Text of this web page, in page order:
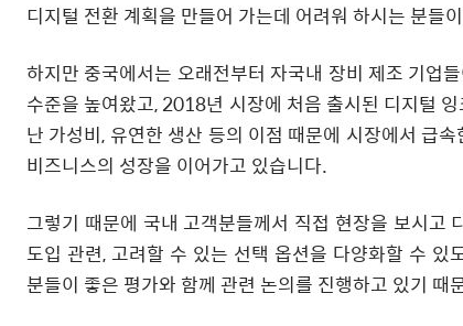
디지털 전환 계획을 만들어 가는데 어려워 하시는 분들
하지만 중국에서는 오래전부터 자국내 장비 제조 기업
수준을 높여왔고, 2018년 시장에 처음 출시된 디지털
난 가성비, 유연한 생산 등의 이점 때문에 시장에서 급
비즈니스의 성장을 이어가고 있습니다.
그렇기 때문에 국내 고객분들께서 직접 현장을 보시고
도입 관련, 고려할 수 있는 선택 옵션을 다양화할 수
분들이 좋은 평가와 함께 관련 논의를 진행하고 있기